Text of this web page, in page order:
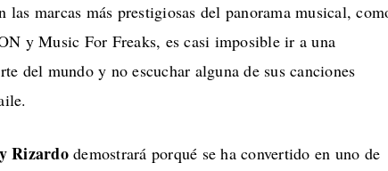
las marcas más prestigiosas del panorama musical,
y Music For Freaks, es casi imposible ir a una
del mundo y no escuchar alguna de sus canciones
Rizardodemostrará porqué se ha convertido en uno de